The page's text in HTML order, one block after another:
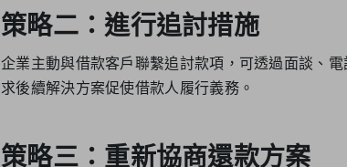
策略二：進行追討措施
企業主動與借款客戶聯繫追討款項，可透過面談、
求後續解決方案促使借款人履行義務。
策略三：重新協商還款方案